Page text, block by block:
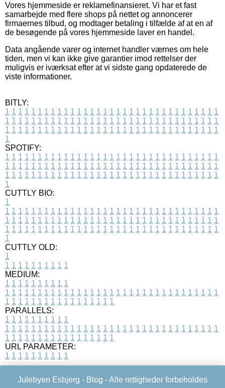
Vores hjemmeside er reklamefinansieret. Vi har et fast
samarbejde med flere shops på nettet og annoncerer
firmaernes tilbud, og modtager betaling i tilfælde af at en af
de besøgende på vores hjemmeside laver en handel.
Data angående varer og internet handler værnes om hele
tiden, men vi kan ikke give garantier imod rettelser der
muligvis er iværksat efter at vi sidste gang opdaterede de
viste informationer.
BITLY:
1 1 1 1 1 1 1 1 1 1 1 1 1 1 1 1 1 1 1 1 1 1 1 1 1 1 1 1 1 1 1 1 1
1 1 1 1 1 1 1 1 1 1 1 1 1 1 1 1 1 1 1 1 1 1 1 1 1 1 1 1 1 1 1 1 1
1 1 1 1 1 1 1 1 1 1 1 1 1 1 1 1 1 1 1 1 1 1 1 1 1 1 1 1 1 1 1 1 1
1
SPOTIFY:
1 1 1 1 1 1 1 1 1 1 1 1 1 1 1 1 1 1 1 1 1 1 1 1 1 1 1 1 1 1 1 1 1
1 1 1 1 1 1 1 1 1 1 1 1 1 1 1 1 1 1 1 1 1 1 1 1 1 1 1 1 1 1 1 1 1
1 1 1 1 1 1 1 1 1 1 1 1 1 1 1 1 1 1 1 1 1 1 1 1 1 1 1 1 1 1 1 1 1
1
CUTTLY BIO:
1
1 1 1 1 1 1 1 1 1 1 1 1 1 1 1 1 1 1 1 1 1 1 1 1 1 1 1 1 1 1 1 1 1
1 1 1 1 1 1 1 1 1 1 1 1 1 1 1 1 1 1 1 1 1 1 1 1 1 1 1 1 1 1 1 1 1
1 1 1 1 1 1 1 1 1 1 1 1 1 1 1 1 1 1 1 1 1 1 1 1 1 1 1 1 1 1 1 1 1
1
CUTTLY OLD:
1
1 1 1 1 1 1 1 1 1 1
MEDIUM:
1 1 1 1 1 1 1 1 1 1
1 1 1 1 1 1 1 1 1 1 1 1 1 1 1 1 1 1 1 1 1 1 1 1 1 1 1 1 1 1 1 1 1
1 1 1 1 1 1 1 1 1 1 1 1 1 1 1 1 1
PARALLELS:
1 1 1 1 1 1 1 1 1 1
1 1 1 1 1 1 1 1 1 1 1 1 1 1 1 1 1 1 1 1 1 1 1 1 1 1 1 1 1 1 1 1 1
1 1 1 1 1 1 1 1 1 1 1 1 1 1 1 1 1
URL PARAMETER:
1 1 1 1 1 1 1 1 1 1
Julebyen Esbjerg - Blog - Alle rettigheder forbeholdes